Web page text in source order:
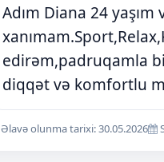
Adım Diana 24 yaşım
edirəm,padruqamla
diqqət və komfortlu
Əlavə olunma tarixi: 30.05.2026